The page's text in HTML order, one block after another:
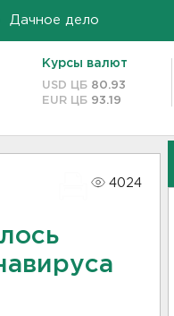
Дачное дело
Курсы валют
USD ЦБ 80.93
EUR ЦБ 93.19
4024